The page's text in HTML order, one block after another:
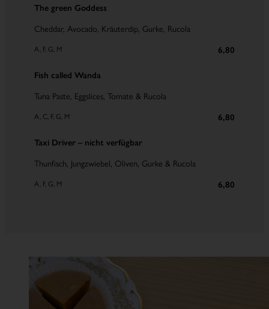
The green Goddess
Cheddar, Avocado, Kräuterdip, Gurke, Rucola
A, F, G, M 6,80
Fish called Wanda
Tuna Paste, Eggslices, Tomate & Rucola
A, C, F, G, M 6,80
Taxi Driver – nicht verfügbar
Thunfisch, Jungzwiebel, Oliven, Gurke & Rucola
A, F, G, M 6,80